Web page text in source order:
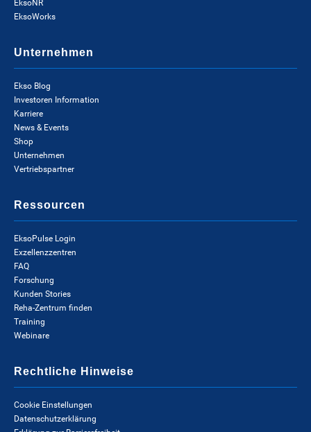
EksoNR
EksoWorks
Unternehmen
Ekso Blog
Investoren Information
Karriere
News & Events
Shop
Unternehmen
Vertriebspartner
Ressourcen
EksoPulse Login
Exzellenzzentren
FAQ
Forschung
Kunden Stories
Reha-Zentrum finden
Training
Webinare
Rechtliche Hinweise
Cookie Einstellungen
Datenschutzerklärung